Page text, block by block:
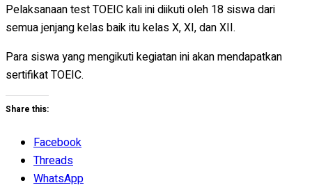
Pelaksanaan test TOEIC kali ini diikuti oleh 18 siswa dari
semua jenjang kelas baik itu kelas X, XI, dan XII.
Para siswa yang mengikuti kegiatan ini akan mendapatkan
sertifikat TOEIC.
Share this:
Facebook
Threads
WhatsApp